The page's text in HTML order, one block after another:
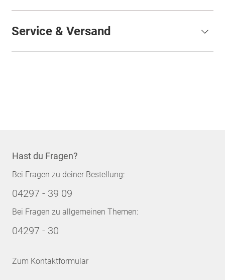
Service & Versand
Hast du Fragen?
Bei Fragen zu deiner Bestellung:
04297 - 39 09
Bei Fragen zu allgemeinen Themen:
04297 - 30
Zum Kontaktformular